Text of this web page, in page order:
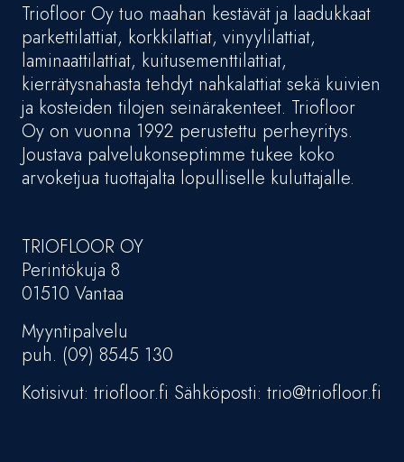
Triofloor Oy tuo maahan kestävät ja laadukkaat
parkettilattiat, korkkilattiat, vinyylilattiat,
laminaattilattiat, kuitusementtilattiat,
kierrätysnahasta tehdyt nahkalattiat sekä kuivien
ja kosteiden tilojen seinärakenteet. Triofloor
Oy on vuonna 1992 perustettu perheyritys.
Joustava palvelukonseptimme tukee koko
arvoketjua tuottajalta lopulliselle kuluttajalle.
TRIOFLOOR OY
Perintökuja 8
01510 Vantaa
Myyntipalvelu
puh. (09) 8545 130
Kotisivut: triofloor.fi Sähköposti: trio@triofloor.fi